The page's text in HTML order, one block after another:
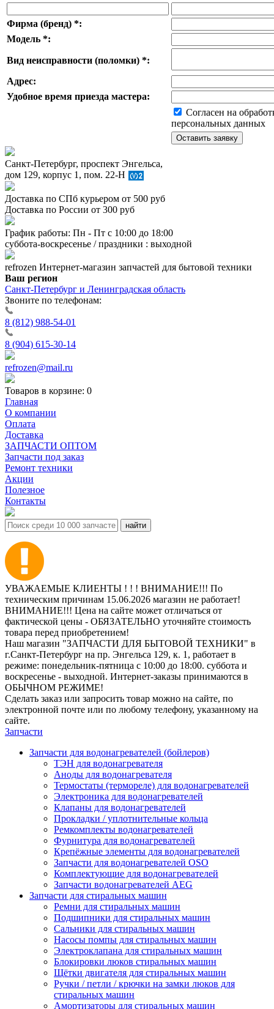
Фирма (бренд) *:
Модель *:
Вид неисправности (поломки) *:
Адрес:
Удобное время приезда мастера:
Согласен на
персональных данных
Санкт-Петербург, проспект Энгельса,
дом 129, корпус 1, пом. 22-Н
Доставка по СПб курьером от 500 руб
Доставка по России от 300 руб
График работы: Пн - Пт с 10:00 до 18:00
суббота-воскресенье / праздники : выходной
refrozen Интернет-магазин запчастей для бытовой техники
Ваш регион
Санкт-Петербург и Ленинградская область
Звоните по телефонам:
8 (812) 988-54-01
8 (904) 615-30-14
refrozen@mail.ru
Товаров в корзине: 0
Главная
О компании
Оплата
Доставка
ЗАПЧАСТИ ОПТОМ
Запчасти под заказ
Ремонт техники
Акции
Полезное
Контакты
УВАЖАЕМЫЕ КЛИЕНТЫ ! ! ! ВНИМАНИЕ!!! По
техническим причинам 15.06.2026 магазин не работает!
ВНИМАНИЕ!!! Цена на сайте может отличаться от
фактической цены - ОБЯЗАТЕЛЬНО уточняйте стоимость
товара перед приобретением!
Наш магазин "ЗАПЧАСТИ ДЛЯ БЫТОВОЙ ТЕХНИКИ" в
г.Санкт-Петербург на пр. Энгельса 129, к. 1, работает в
режиме: понедельник-пятница с 10:00 до 18:00. суббота и
воскресенье - выходной. Интернет-заказы принимаются в
ОБЫЧНОМ РЕЖИМЕ!
Сделать заказ или запросить товар можно на сайте, по
электронной почте или по любому телефону, указанному на
сайте.
Запчасти
Запчасти для водонагревателей (бойлеров)
ТЭН для водонагревателя
Аноды для водонагревателя
Термостаты (термореле) для водонагревателей
Электроника для водонагревателей
Клапаны для водонагревателей
Прокладки / уплотнительные кольца
Ремкомплекты водонагревателей
Фурнитура для водонагревателей
Крепёжные элементы для водонагревателей
Запчасти для водонагревателей OSO
Комплектующие для водонагревателей
Запчасти водонагревателей AEG
Запчасти для стиральных машин
Ремни для стиральных машин
Подшипники для стиральных машин
Сальники для стиральных машин
Насосы помпы для стиральных машин
Электроклапана для стиральных машин
Блокировки люков стиральных машин
Щётки двигателя для стиральных машин
Ручки / петли / крючки на замки люков для
стиральных машин
Амортизаторы для стиральных машин